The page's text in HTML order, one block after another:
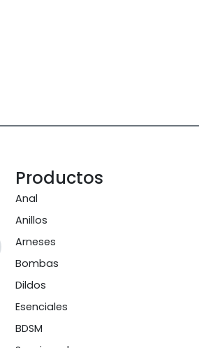
Productos
Anal
Anillos
Arneses
Bombas
Dildos
Esenciales
BDSM